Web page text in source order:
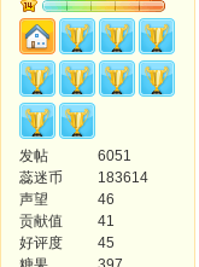
发帖
6051
蕊迷币
183614
声望
46
贡献值
41
好评度
45